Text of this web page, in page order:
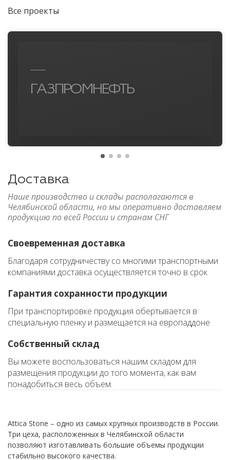
Все проекты
ГАЗПРОМНЕФТЬ
Доставка
Наше производство и склады располагаются в
Челябинской области, но мы оперативно доставляем
продукцию по всей России и странам СНГ
Своевременная доставка
Благодаря сотрудничеству со многими транспортными
компаниями доставка осуществляется точно в срок
Гарантия сохранности продукции
При транспортировке продукция обертывается в
специальную пленку и размещается на европаддоне
Собственный склад
Вы можете воспользоваться нашим складом для
размещения продукции до того момента, как вам
понадобиться весь объем.
Attica Stone – одно из самых крупных производств в России.
Три цеха, расположенных в Челябинской области
позволяют изготавливать большие объемы продукции
стабильно высокого качества.